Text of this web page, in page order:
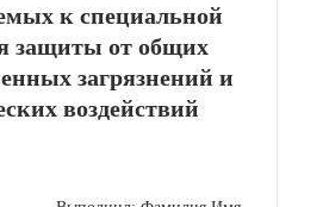
к специальной
защиты от общих
загрязнений и
воздействий